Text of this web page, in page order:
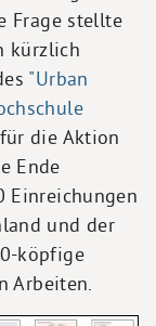
Frage stellte
kürzlich
"Urban
die Aktion
Ende
Einreichungen
und der
köpfige
Arbeiten.